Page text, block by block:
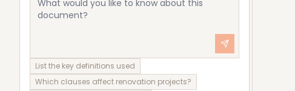
List the key definitions used
Which clauses affect renovation projects?